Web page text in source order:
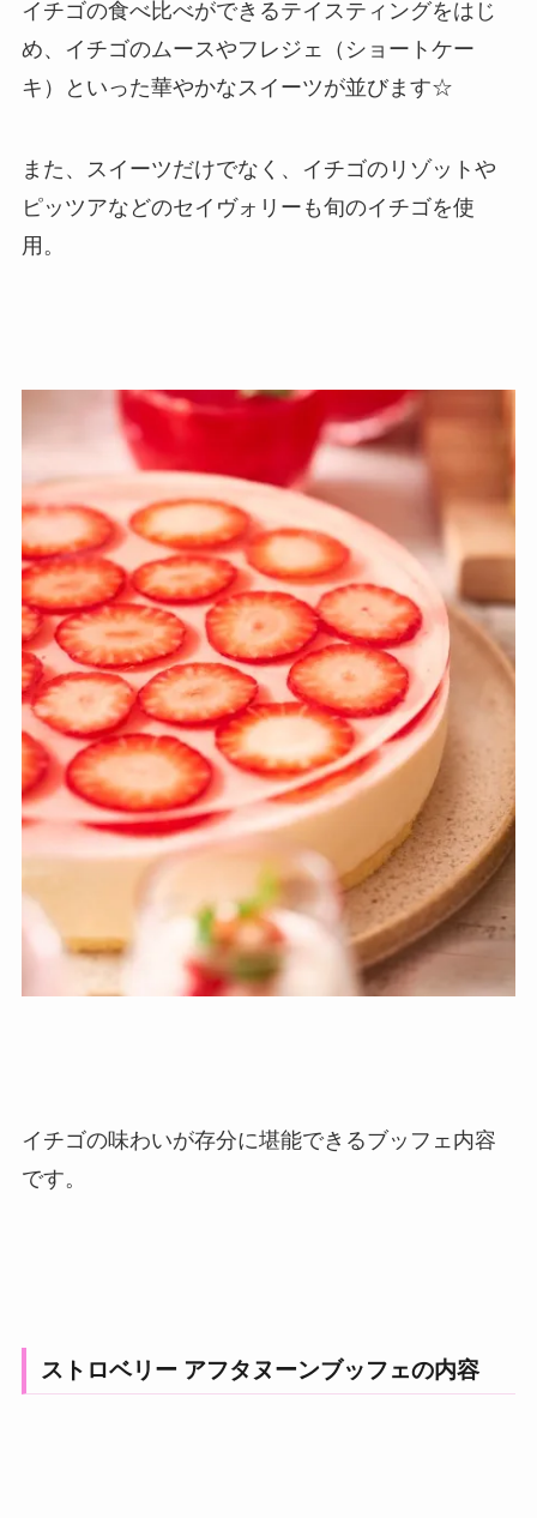
イチゴの食べ比べができるテイスティングをはじ
め、イチゴのムースやフレジェ（ショートケー
キ）といった華やかなスイーツが並びます☆
また、スイーツだけでなく、イチゴのリゾットや
ピッツアなどのセイヴォリーも旬のイチゴを使
用。
イチゴの味わいが存分に堪能できるブッフェ内容
です。
ストロベリー アフタヌーンブッフェの内容